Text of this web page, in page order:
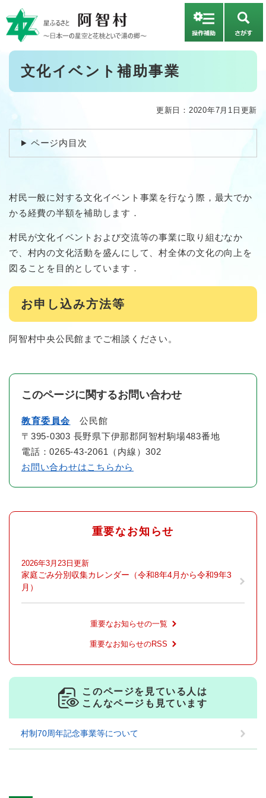
ー
ジ
が
す
本
文化イベント補助事業
更新日：2020年7月1日更新
ページ内目次
村民一般に対する文化イベント事業を行なう際，最大でか
かる経費の半額を補助します．
村民が文化イベントおよび交流等の事業に取り組むなか
で、村内の文化活動を盛んにして、村全体の文化の向上を
図ることを目的としています．
お申し込み方法等
阿智村中央公民館までご相談ください。
このページに関するお問い合わせ
教育委員会 公民館
〒395-0303 長野県下伊那郡阿智村駒場483番地
電話：0265-43-2061（内線）302
お問い合わせはこちらから
重要なお知らせ
2026年3月23日更新
家庭ごみ分別収集カレンダー（令和8年4月から令和9年3
月）
重要なお知らせの一覧
重要なお知らせのRSS
このページを見ている人は
こんなページも見ています
村制70周年記念事業等について